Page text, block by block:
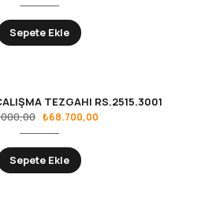
Sepete Ekle
TEZGAHI RS.2515.3001
₺68.700,00
Sepete Ekle